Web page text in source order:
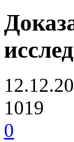
1019
0